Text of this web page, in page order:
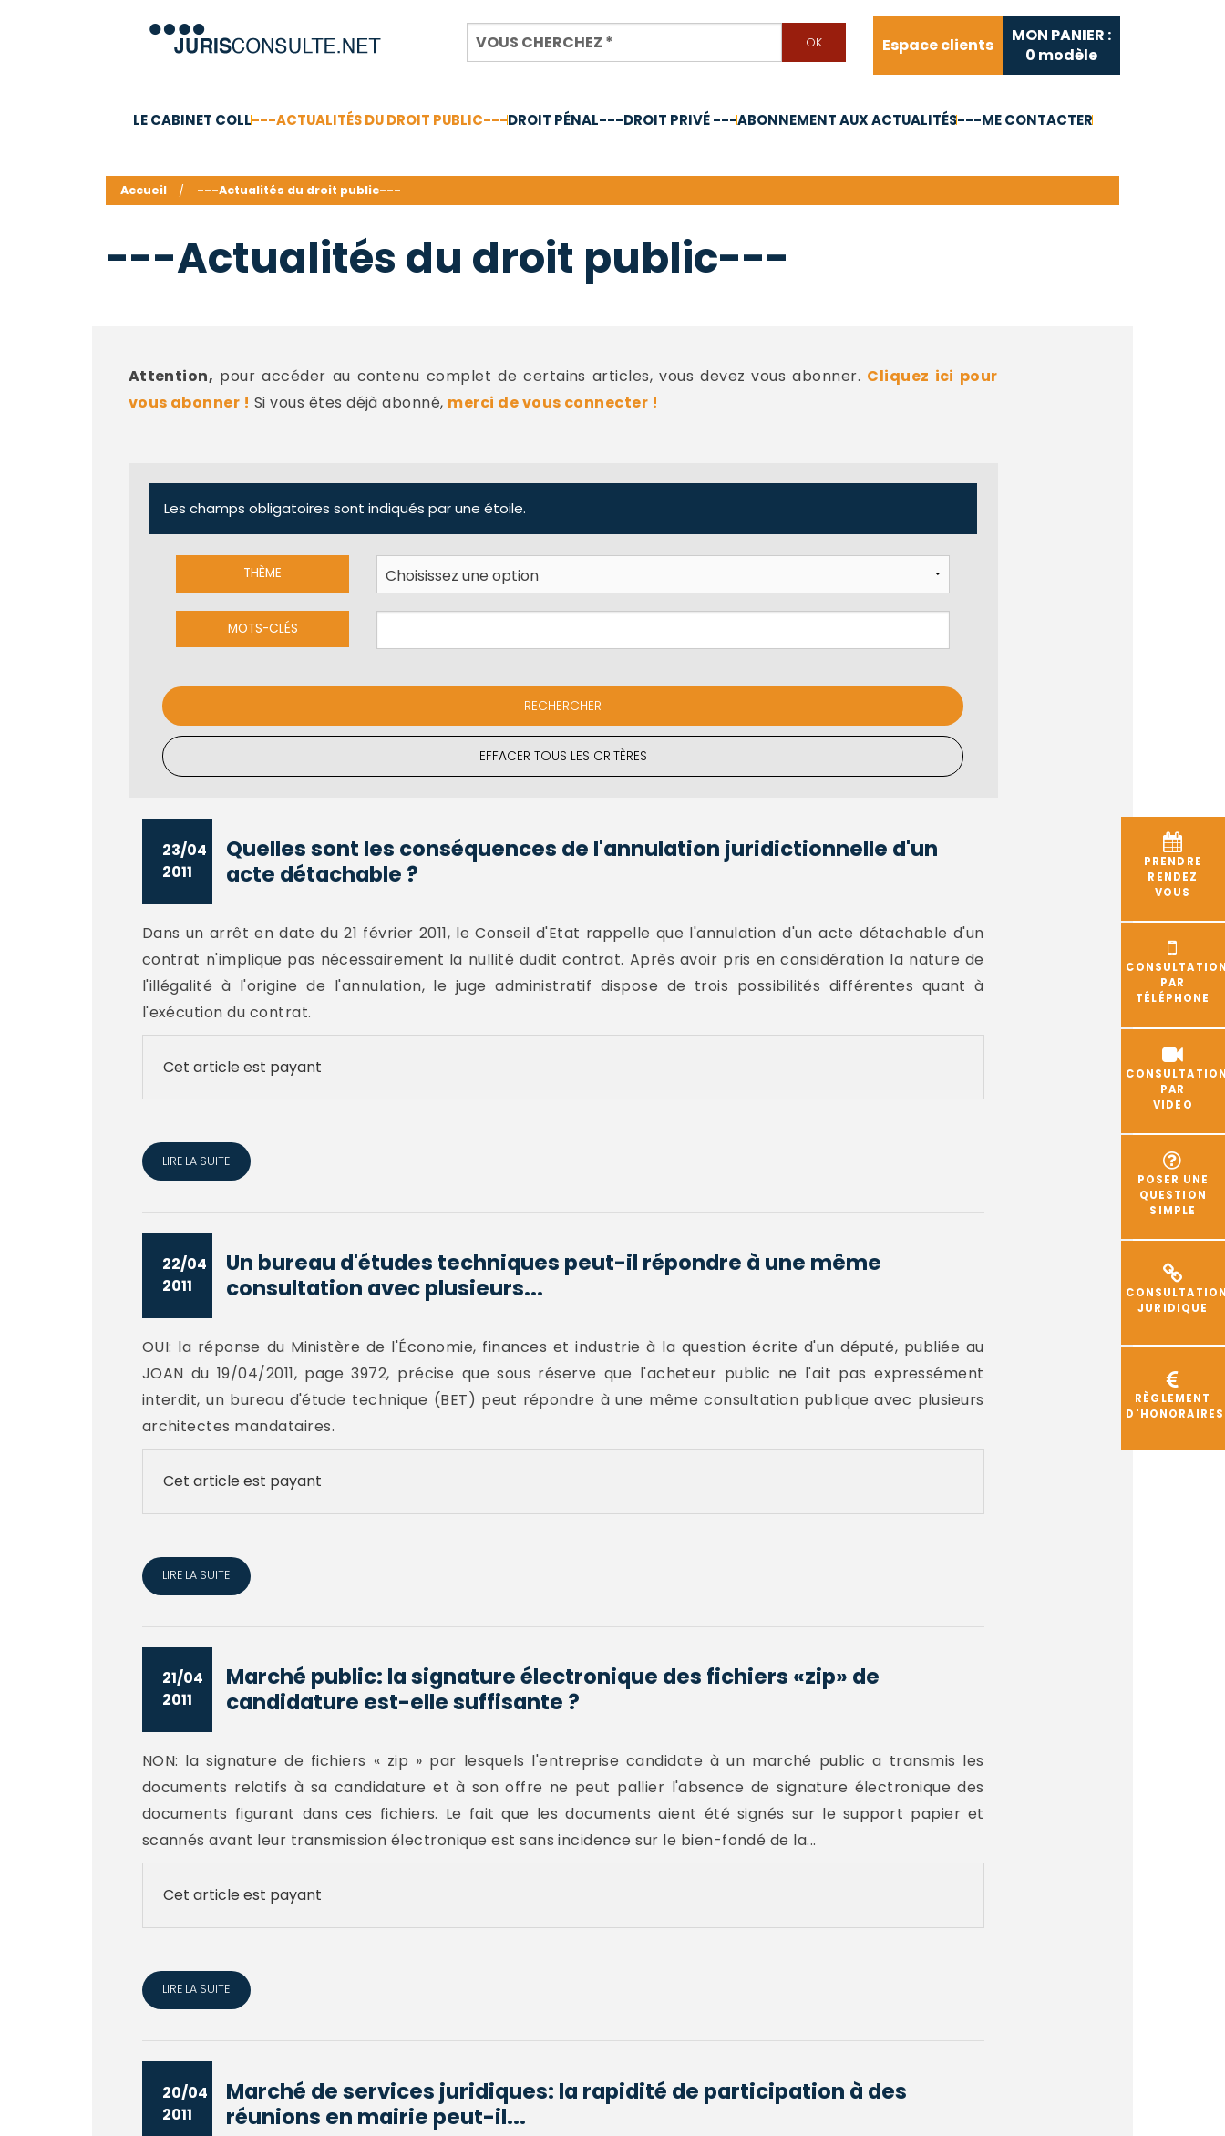
Espace clients
MON PANIER :
0 modèle
LE CABINET COLL---ACTUALITÉS DU DROIT PUBLIC---DROIT PÉNAL---DROIT PRIVÉ ---ABONNEMENT AUX ACTUALITÉS---ME CONTACTER
PRENDRE
RENDEZ
VOUS
PAR
TÉLÉPHONE
PAR
VIDEO
POSER UNE
QUESTION
SIMPLE
JURIDIQUE
RÈGLEMENT
D'HONORAIRES
Accueil ---Actualités du droit public---
---Actualités du droit public---
Attention, pour accéder au contenu complet de certains articles, vous devez vous abonner. Cliquez ici pour
vous abonner ! Si vous êtes déjà abonné, merci de vous connecter !
Les champs obligatoires sont indiqués par une étoile.
THÈME
MOTS-CLÉS
EFFACER TOUS LES CRITÈRES
23/04
2011
Quelles sont les conséquences de l'annulation juridictionnelle d'un
acte détachable ?
Dans un arrêt en date du 21 février 2011, le Conseil d'Etat rappelle que l'annulation d'un acte détachable d'un
contrat n'implique pas nécessairement la nullité dudit contrat. Après avoir pris en considération la nature de
l'illégalité à l'origine de l'annulation, le juge administratif dispose de trois possibilités différentes quant à
l'exécution du contrat.
Cet article est payant
LIRE LA SUITE
22/04
2011
Un bureau d'études techniques peut-il répondre à une même
consultation avec plusieurs...
OUI: la réponse du Ministère de l'Économie, finances et industrie à la question écrite d'un député, publiée au
JOAN du 19/04/2011, page 3972, précise que sous réserve que l'acheteur public ne l'ait pas expressément
interdit, un bureau d'étude technique (BET) peut répondre à une même consultation publique avec plusieurs
architectes mandataires.
Cet article est payant
LIRE LA SUITE
21/04
2011
Marché public: la signature électronique des fichiers «zip» de
candidature est-elle suffisante ?
NON: la signature de fichiers « zip » par lesquels l'entreprise candidate à un marché public a transmis les
documents relatifs à sa candidature et à son offre ne peut pallier l'absence de signature électronique des
documents figurant dans ces fichiers. Le fait que les documents aient été signés sur le support papier et
scannés avant leur transmission électronique est sans incidence sur le bien-fondé de la...
Cet article est payant
LIRE LA SUITE
20/04
2011
Marché de services juridiques: la rapidité de participation à des
réunions en mairie peut-il...